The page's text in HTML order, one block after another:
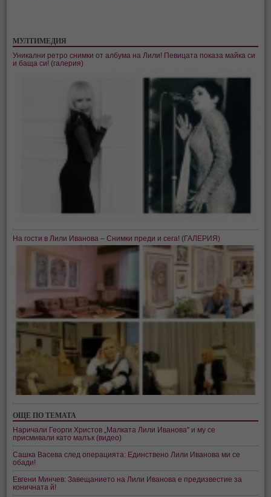
МУЛТИМЕДИЯ
Уникални ретро снимки от албума на Лили! Певицата показа майка си
и баща си! (галерия)
На гости в Лили Иванова – Снимки преди и сега! (ГАЛЕРИЯ)
ОЩЕ ПО ТЕМАТА
Наричали Георги Христов „Малката Лили Иванова" и му се
присмивали като малък (видео)
Сашка Васева след операцията: Единствено Лили Иванова ми се
обади!
Евгени Минчев: Завещанието на Лили Иванова е предизвестие за
коничната й!